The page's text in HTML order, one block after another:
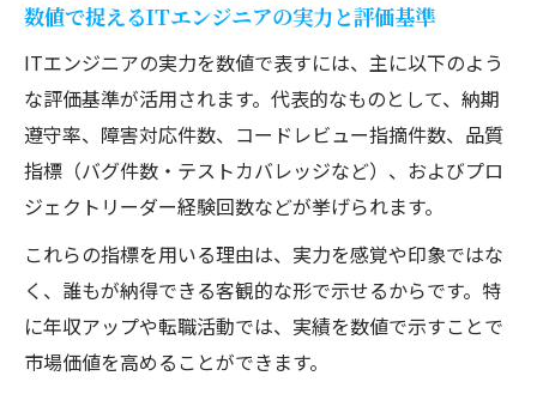
数値で捉えるITエンジニアの実力と評価基準
ITエンジニアの実力を数値で表すには、主に以下のよう
な評価基準が活用されます。代表的なものとして、納期
遵守率、障害対応件数、コードレビュー指摘件数、品質
指標（バグ件数・テストカバレッジなど）、およびプロ
ジェクトリーダー経験回数などが挙げられます。
これらの指標を用いる理由は、実力を感覚や印象ではな
く、誰もが納得できる客観的な形で示せるからです。特
に年収アップや転職活動では、実績を数値で示すことで
市場価値を高めることができます。